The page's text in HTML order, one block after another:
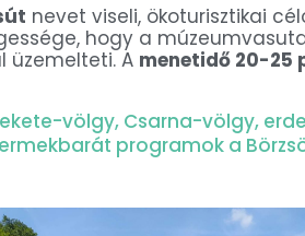
nevet viseli, ökoturisztikai
hogy a
üzemelteti. A menetidő 20-25